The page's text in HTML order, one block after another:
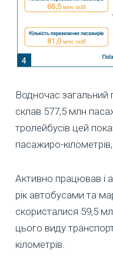
Водночас загальний
склав 577,5 млн
тролейбусів цей
пасажиро-
Активно працював і
рік автобусами та
скористалися 59,5
цього виду
кілометрів.